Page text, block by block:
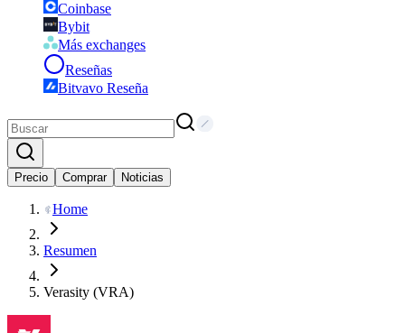
Coinbase
Bybit
Más exchanges
Reseñas
Bitvavo Reseña
Precio Comprar Noticias
Home
Resumen
Verasity (VRA)